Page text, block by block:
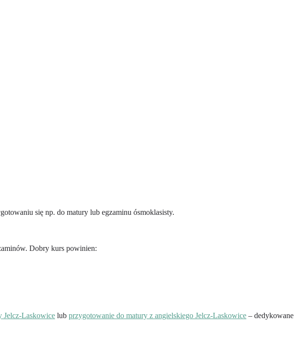
się np. do matury lub egzaminu ósmoklasisty.
Dobry kurs powinien:
Jelcz-Laskowice lub przygotowanie do matury z angielskiego Jelcz-Laskowice – dedykowane